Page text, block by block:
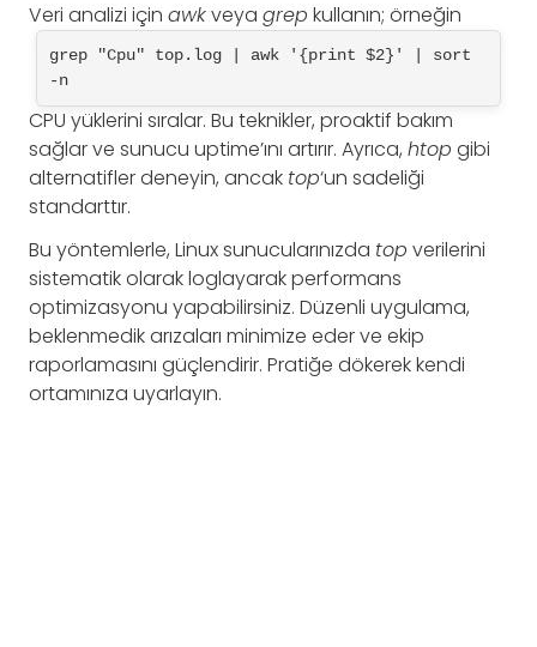
Veri analizi için awkveya grep kullanın; örneğin
grep "Cpu" top.log | awk '{print $2}' | sort
-n
CPU yüklerini sıralar. Bu teknikler, proaktif bakım
sağlar ve sunucu uptime’ını artırır. Ayrıca, htop gibi
alternatifler deneyin, ancak top‘un sadeliği
standarttır.
Bu yöntemlerle, Linux sunucularınızda top verilerini
sistematik olarak loglayarak performans
optimizasyonu yapabilirsiniz. Düzenli uygulama,
beklenmedik arızaları minimize eder ve ekip
raporlamasını güçlendirir. Pratiğe dökerek kendi
ortamınıza uyarlayın.